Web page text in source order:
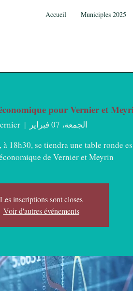
Accueil Municiples 2025
pour Vernier et
الجمعة، 07 فبراير
  |
18h30, se tiendra une table ronde
de Vernier et Meyrin.
Les inscriptions sont closes
Voir d'autres événements